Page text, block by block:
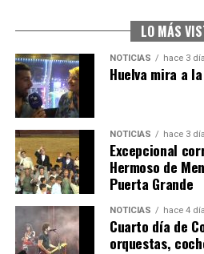
4º DÍA DE LAS FIESTAS
hace 4 días Huelvatv
LO MÁS
NOTICIAS hace 3
Huelva mira a
NOTICIAS hace 3
Excepcional
Hermoso de
Puerta Grande
NOTICIAS hace 4
Cuarto día de
orquestas,